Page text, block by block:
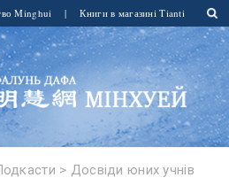
Minghui | Книги в магазині Tianti
> Досвіди юних учнів